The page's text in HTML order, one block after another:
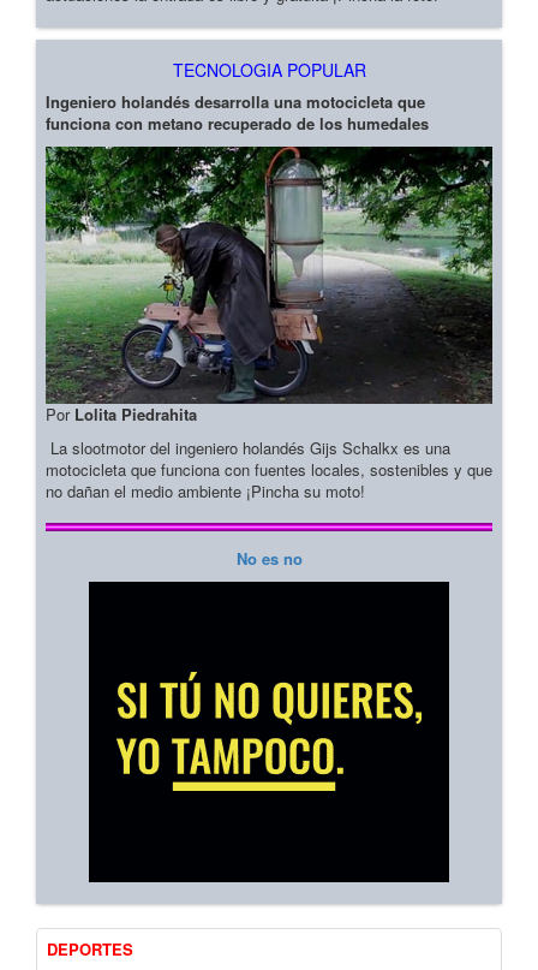
TECNOLOGIA POPULAR
Ingeniero holandés desarrolla una motocicleta que
funciona con metano recuperado de los humedales
Por Lolita Piedrahita
La slootmotor del ingeniero holandés Gijs Schalkx es una
motocicleta que funciona con fuentes locales, sostenibles y que
no dañan el medio ambiente ¡Pincha su moto!
No es no
DEPORTES